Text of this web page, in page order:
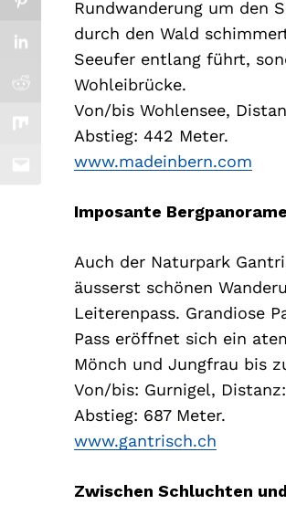
Rundwanderung um den
durch den Wald
Seeufer entlang führt,
Wohleibrücke.
Von/bis Wohlensee,
Abstieg: 442 Meter.
www.madeinbern.com
Imposante
Auch der Naturpark
äusserst schönen
Leiterenpass. Grandiose
Pass eröffnet sich ein
Mönch und Jungfrau bis
Von/bis: Gurnigel,
Abstieg: 687 Meter.
www.gantrisch.ch
Zwischen Schluchten